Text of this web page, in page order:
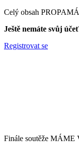
Celý obsah
Ještě nemáte svůj
Registrovat se
Finále soutěže